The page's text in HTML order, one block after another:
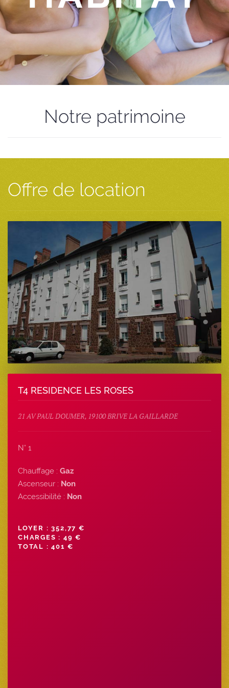
Notre patrimoine
Offre de location
T4 RESIDENCE LES ROSES
21 AV PAUL DOUMER, 19100 BRIVE LA GAILLARDE
N° 1
Chauffage : Gaz
Ascenseur : Non
Accessibilité : Non
LOYER : 352,77 €
CHARGES : 49 €
TOTAL : 401 €